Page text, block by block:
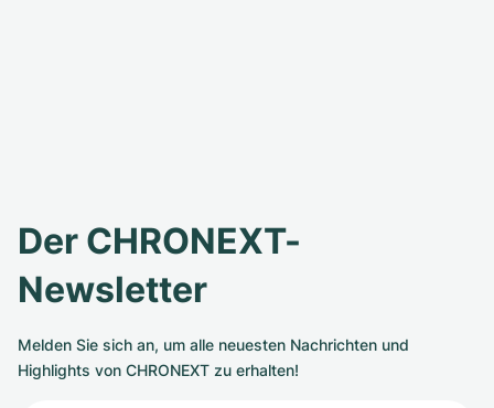
Der CHRONEXT-
Newsletter
Melden Sie sich an, um alle neuesten Nachrichten und
Highlights von CHRONEXT zu erhalten!